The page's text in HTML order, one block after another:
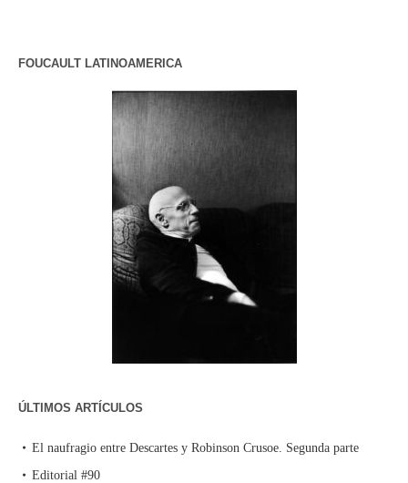
FOUCAULT LATINOAMERICA
ÚLTIMOS ARTÍCULOS
El naufragio entre Descartes y Robinson Crusoe. Segunda parte
Editorial #90